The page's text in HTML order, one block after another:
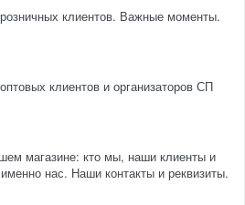
клиентов. Важные моменты.
клиентов и организаторов СП
магазине: кто мы, наши клиенты и
нас. Наши контакты и реквизиты.